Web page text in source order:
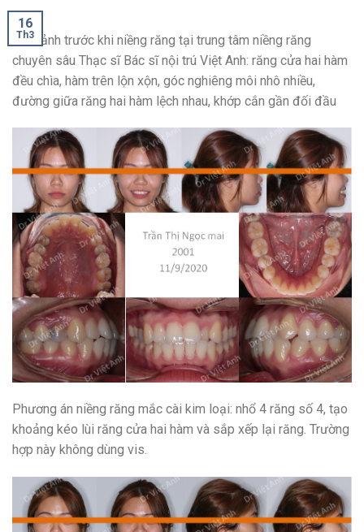
16
Th3
Hình ảnh trước khi niềng răng tại trung tâm niềng răng
chuyên sâu Thạc sĩ Bác sĩ nội trú Việt Anh: răng cửa hai hàm
đều chìa, hàm trên lộn xộn, góc nghiêng môi nhô nhiều,
đường giữa răng hai hàm lệch nhau, khớp cắn gần đối đầu
Phương án niềng răng mắc cài kim loại: nhổ 4 răng số 4, tạo
khoảng kéo lùi răng cửa hai hàm và sắp xếp lại răng. Trường
hợp này không dùng vis.